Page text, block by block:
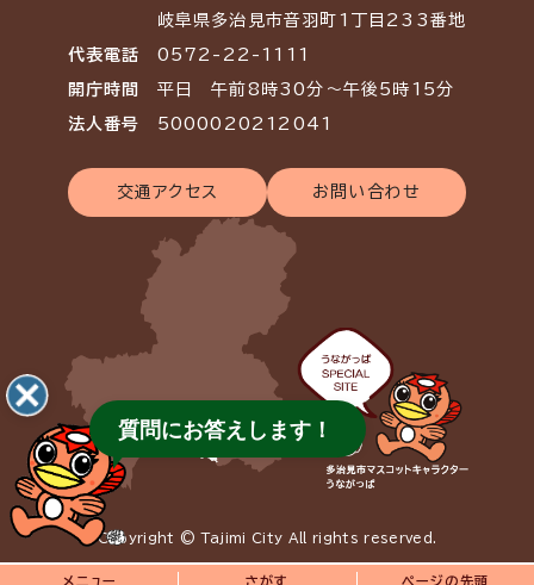
メニュー さがす ページの先頭
岐阜県多治見市音羽町1丁目233番地
代表電話 0572-22-1111
開庁時間 平日 午前8時30分～午後5時15分
法人番号 5000020212041
交通アクセス お問い合わせ
Copyright © Tajimi City All rights reserved.
質問にお答えします！